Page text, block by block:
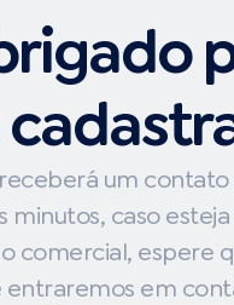
um
minutos, caso
comercial, espere
entraremos em